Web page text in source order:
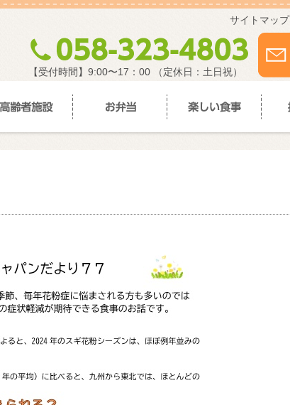
サイトマップ
【受付時間】9:00〜17：00 （定休日：土日祝）